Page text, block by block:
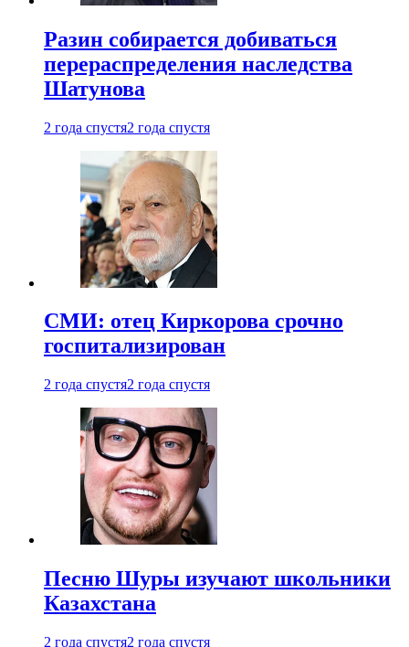
Разин собирается добиваться
перераспределения наследства
Шатунова
2 года спустя2 года спустя
СМИ: отец Киркорова срочно
госпитализирован
2 года спустя2 года спустя
Песню Шуры изучают школьники
Казахстана
2 года спустя2 года спустя